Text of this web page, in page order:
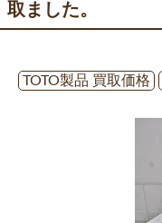
取ました。
TOTO製品 買取価格